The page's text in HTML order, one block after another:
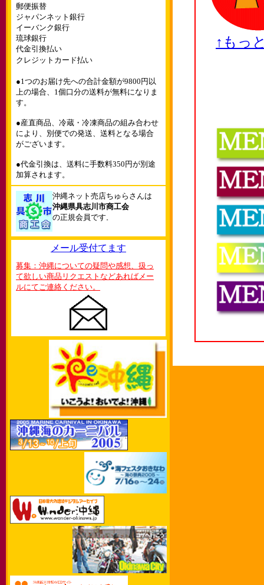
郵便振替
ジャパンネット銀行
イーバンク銀行
琉球銀行
代金引換払い
クレジットカード払い
●1つのお届け先への合計金額が9800円以
上の場合、1個口分の送料が無料になりま
す。
●産直商品、冷蔵・冷凍商品の組み合わせ
により、別便での発送、送料となる場合
がございます。
●代金引換は、送料に手数料350円が別途
加算されます。
沖縄ネット売店ちゅらさんは
沖縄県具志川市商工会
の正規会員です。
メール受付てます
募集：沖縄についての疑問や感想、扱っ
て欲しい商品リクエストなどあればメー
ルにてご連絡ください。
↑もっ